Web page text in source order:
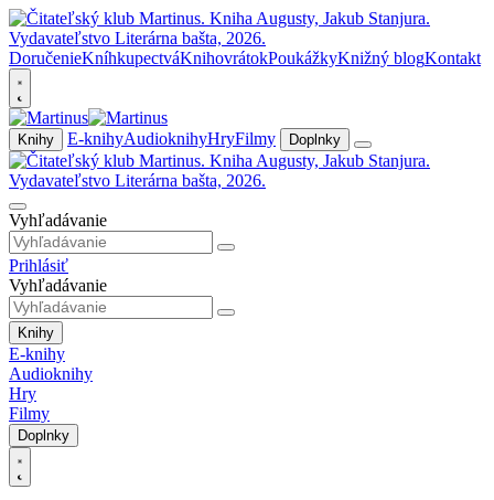
DoručenieKníhkupectváKnihovrátokPoukážkyKnižný blogKontakt
Knihy E-knihyAudioknihyHryFilmy Doplnky
Vyhľadávanie
Prihlásiť
Vyhľadávanie
Knihy
E-knihy
Audioknihy
Hry
Filmy
Doplnky